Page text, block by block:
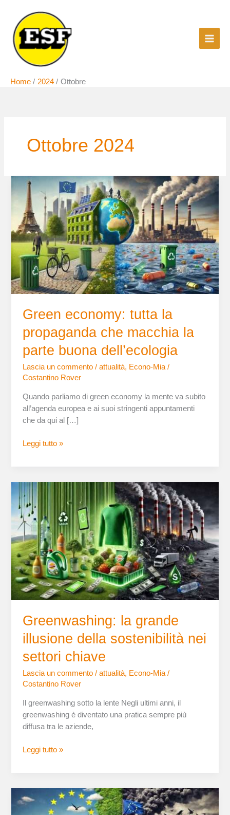
contenuto
Home 2024 Ottobre
Ottobre 2024
Green economy: tutta la
propaganda che macchia la
parte buona dell’ecologia
Lascia un commento /attualità, Econo-Mia/
Costantino Rover
Quando parliamo di green economy la mente va subito
all’agenda europea e ai suoi stringenti appuntamenti
che da qui al […]
Green
economy:
tutta
la
propaganda
che
macchia
parte
buona
Leggi tutto »
Greenwashing: la grande
illusione della sostenibilità nei
settori chiave
Lascia un commento /attualità, Econo-Mia /
Costantino Rover
Il greenwashing sotto la lente Negli ultimi anni, il
greenwashing è diventato una pratica sempre più
diffusa tra le aziende,
Greenwashing:
la
grande
illusione
della
sostenibilità
nei
settori
chiave
Leggi tutto »
Contraddizioni
del